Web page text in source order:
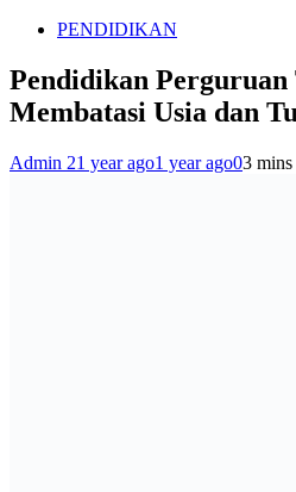
PENDIDIKAN
Pendidikan
Membatasi Usia dan
Admin 21 year ago1 year ago03